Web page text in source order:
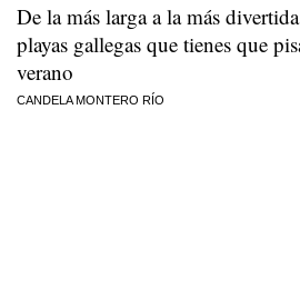
De la más larga a la más
playas gallegas que tienes que
verano
CANDELA MONTERO RÍO